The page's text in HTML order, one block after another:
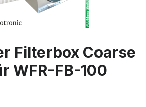
Filterbox Coarse
WFR-FB-100